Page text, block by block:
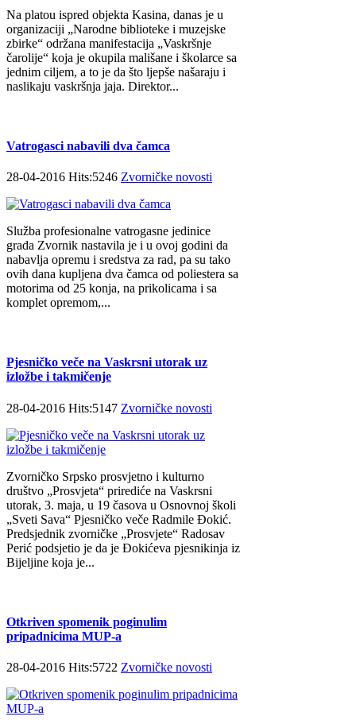
Na platou ispred objekta Kasina, danas je u
organizaciji „Narodne biblioteke i muzejske
zbirke“ održana manifestacija „Vaskršnje
čarolije“ koja je okupila mališane i školarce sa
jednim ciljem, a to je da što ljepše našaraju i
naslikaju vaskršnja jaja. Direktor...
Vatrogasci nabavili dva čamca
28-04-2016 Hits:5246 Zvorničke novosti
Služba profesionalne vatrogasne jedinice
grada Zvornik nastavila je i u ovoj godini da
nabavlja opremu i sredstva za rad, pa su tako
ovih dana kupljena dva čamca od poliestera sa
motorima od 25 konja, na prikolicama i sa
komplet opremom,...
Pjesničko veče na Vaskrsni utorak uz
izložbe i takmičenje
28-04-2016 Hits:5147 Zvorničke novosti
Zvorničko Srpsko prosvjetno i kulturno
društvo „Prosvjeta“ prirediće na Vaskrsni
utorak, 3. maja, u 19 časova u Osnovnoj školi
„Sveti Sava“ Pjesničko veče Radmile Đokić.
Predsjednik zvorničke „Prosvjete“ Radosav
Perić podsjetio je da je Đokićeva pjesnikinja iz
Bijeljine koja je...
Otkriven spomenik poginulim
pripadnicima MUP-a
28-04-2016 Hits:5722 Zvorničke novosti